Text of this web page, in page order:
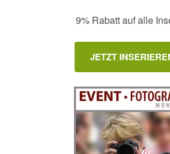
9% Rabatt auf alle
JETZT